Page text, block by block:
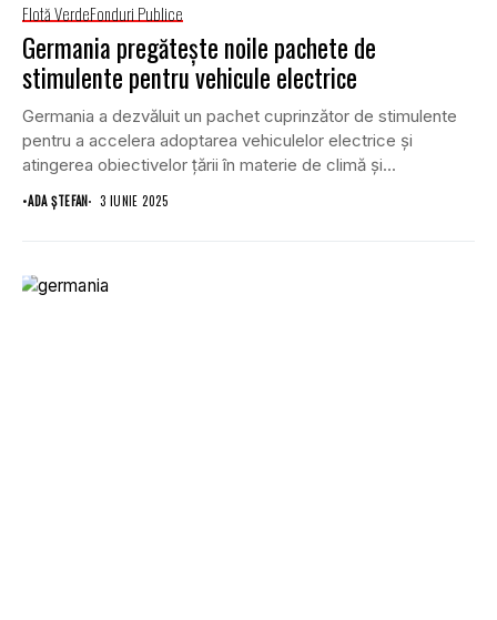
Flotă VerdeFonduri Publice
Germania pregătește noile pachete de
stimulente pentru vehicule electrice
Germania a dezvăluit un pachet cuprinzător de stimulente
pentru a accelera adoptarea vehiculelor electrice și
atingerea obiectivelor țării în materie de climă și...
•ADA ȘTEFAN 3 IUNIE 2025